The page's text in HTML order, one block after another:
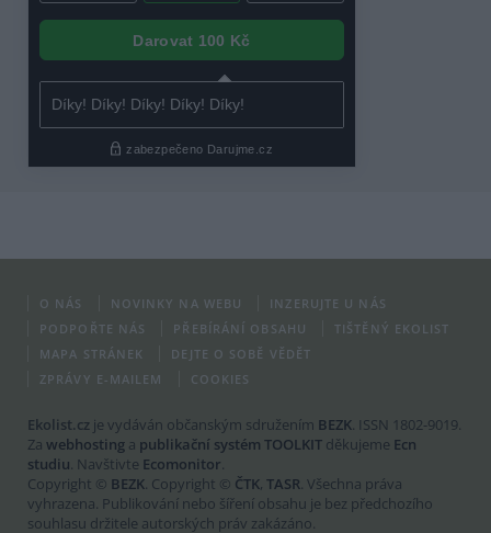
O NÁS NOVINKY NA WEBU
INZERUJTE U NÁS
PODPOŘTE NÁS
PŘEBÍRÁNÍ OBSAHU
TIŠTĚNÝ EKOLIST
MAPA STRÁNEK
DEJTE O SOBĚ VĚDĚT
ZPRÁVY E-MAILEM
COOKIES
Ekolist.cz je vydáván občanským sdružením BEZK. ISSN 1802-9019.
Za webhosting a publikační systém TOOLKIT děkujeme Ecn
studiu. Navštivte Ecomonitor.
Copyright © BEZK. Copyright © ČTK, TASR. Všechna práva
vyhrazena. Publikování nebo šíření obsahu je bez předchozího
souhlasu držitele autorských práv zakázáno.